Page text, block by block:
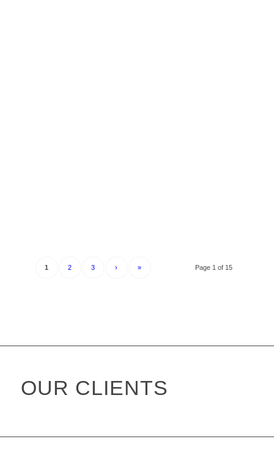
Page 1 of 15
1 2 3 › »
OUR CLIENTS